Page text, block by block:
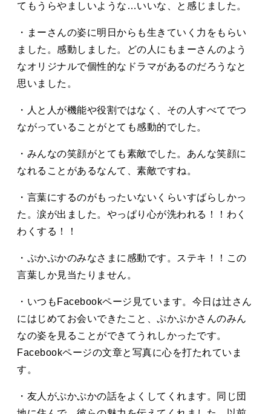
てもうらやましいような…いいな、と感じました。
・まーさんの姿に明日からも生きていく力をもらい
ました。感動しました。どの人にもまーさんのよう
なオリジナルで個性的なドラマがあるのだろうなと
思いました。
・人と人が機能や役割ではなく、その人すべてでつ
ながっていることがとても感動的でした。
・みんなの笑顔がとても素敵でした。あんな笑顔に
なれることがあるなんて、素敵ですね。
・言葉にするのがもったいないくらいすばらしかっ
た。涙が出ました。やっぱり心が洗われる！！わく
わくする！！
・ぷかぷかのみなさまに感動です。ステキ！！この
言葉しか見当たりません。
・いつもFacebookページ見ています。今日は辻さん
にはじめてお会いできたこと、ぷかぷかさんのみん
なの姿を見ることができてうれしかったです。
Facebookページの文章と写真に心を打たれていま
す。
・友人がぷかぷかの話をよくしてくれます。同じ団